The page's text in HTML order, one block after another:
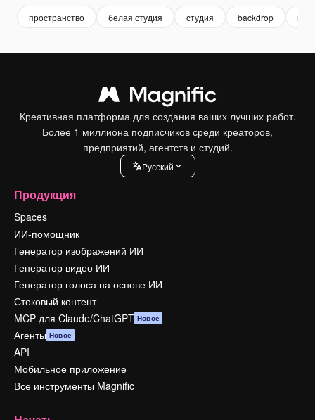
пространство белая студия студия backdrop
Креативная платформа для создания ваших лучших работ.
Более 1 миллиона подписчиков среди креаторов,
предприятий, агентств и студий.
Pусский
Продукция
Spaces
ИИ-помощник
Генератор изображений ИИ
Генератор видео ИИ
Генератор голоса на основе ИИ
Стоковый контент
MCP для Claude/ChatGPT Новое
Агенты Новое
API
Мобильное приложение
Все инструменты Magnific